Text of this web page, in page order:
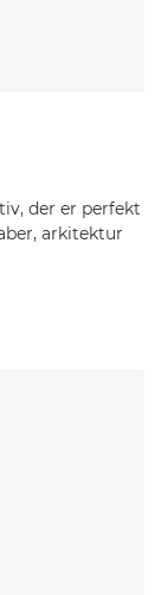
der er perfekt
arkitektur